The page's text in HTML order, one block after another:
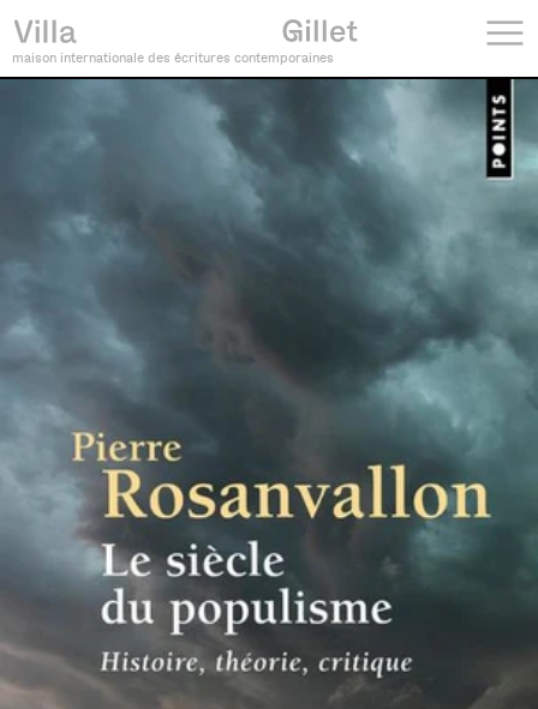
maison internationale des écritures contemporaines